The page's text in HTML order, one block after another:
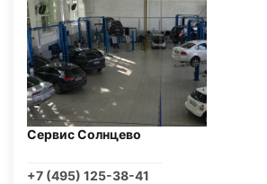
Сервис Солнцево
+7 (495) 125-38-41